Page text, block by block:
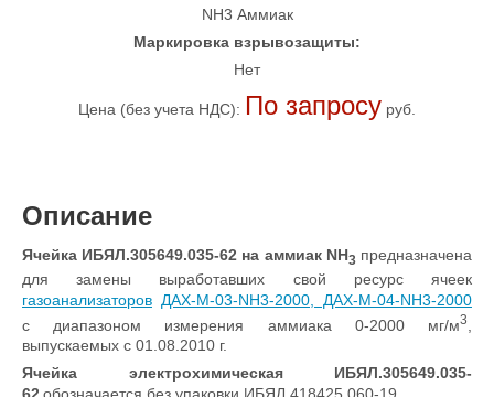
NH3 Аммиак
Маркировка взрывозащиты:
Нет
Цена (без учета НДС): По запросу руб.
Описание
Ячейка ИБЯЛ.305649.035-62 на аммиак NH3 предназначена
для замены выработавших свой ресурс ячеек
газоанализаторов ДАХ-М-03-NH3-2000, ДАХ-М-04-NH3-2000
с диапазоном измерения аммиака 0-2000 мг/м3
выпускаемых с 01.08.2010 г.
Ячейка электрохимическая ИБЯЛ.305649.035-